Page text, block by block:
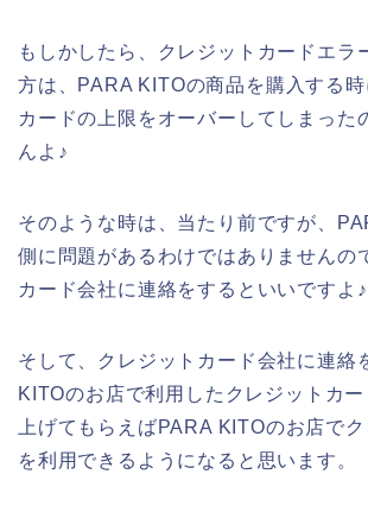
もしかしたら、クレジットカードエラ
方は、PARA KITOの商品を購入する時
カードの上限をオーバーしてしまった
んよ♪
そのような時は、当たり前ですが、
側に問題があるわけではありませんの
カード会社に連絡をするといいですよ♪
そして、クレジットカード会社に連絡
KITOのお店で利用したクレジットカ
上げてもらえばPARA KITOのお店で
を利用できるようになると思います。